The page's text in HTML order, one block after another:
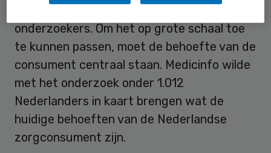
onderzoekers. Om het op grote schaal toe
te kunnen passen, moet de behoefte van de
consument centraal staan. Medicinfo wilde
met het onderzoek onder 1.012
Nederlanders in kaart brengen wat de
huidige behoeften van de Nederlandse
zorgconsument zijn.